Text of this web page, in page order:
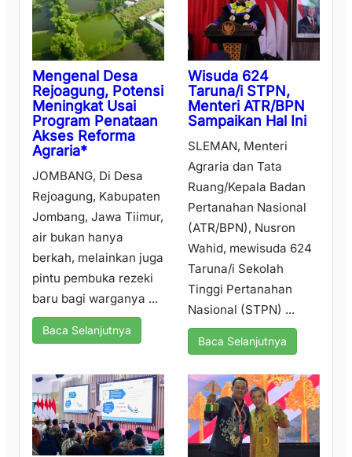
Mengenal Desa
Rejoagung, Potensi
Meningkat Usai
Program Penataan
Akses Reforma
Agraria*
JOMBANG, Di Desa
Rejoagung, Kabupaten
Jombang, Jawa Tiimur,
air bukan hanya
berkah, melainkan juga
pintu pembuka rezeki
baru bagi warganya ...
Baca Selanjutnya
Wisuda 624
Taruna/i STPN,
Menteri ATR/BPN
Sampaikan Hal Ini
SLEMAN, Menteri
Agraria dan Tata
Ruang/Kepala Badan
Pertanahan Nasional
(ATR/BPN), Nusron
Wahid, mewisuda 624
Taruna/i Sekolah
Tinggi Pertanahan
Nasional (STPN) ...
Baca Selanjutnya